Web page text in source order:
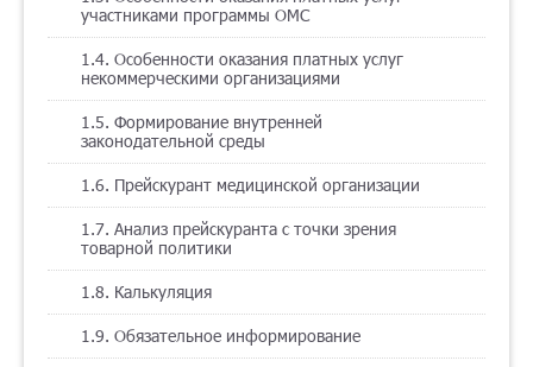
Заказать звонок
Тарифы
Подписка
Кабинет
Корзина 4
участниками программы ОМС
1.4. Особенности оказания платных услуг
некоммерческими организациями
1.5. Формирование внутренней
законодательной среды
1.6. Прейскурант медицинской организации
1.7. Анализ прейскуранта с точки зрения
товарной политики
1.8. Калькуляция
1.9. Обязательное информирование